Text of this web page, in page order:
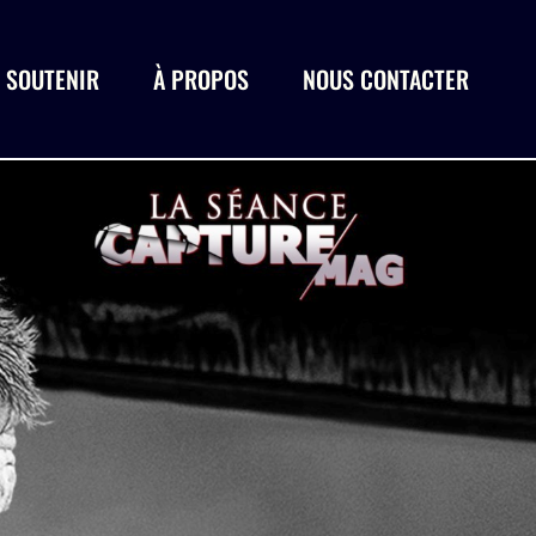
À PROPOS NOUS CONTACTER